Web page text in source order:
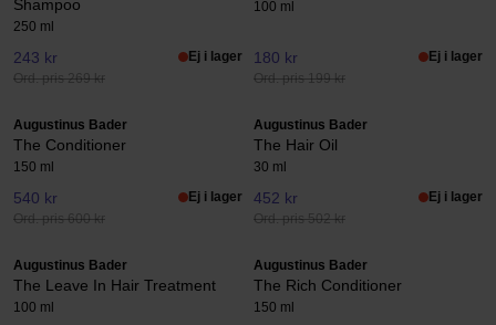
Shampoo
250 ml
243 kr
Ord. pris 269 kr
Ej i lager
100 ml
180 kr
Ord. pris 199 kr
Ej i lager
Augustinus Bader
The Conditioner
150 ml
540 kr
Ord. pris 600 kr
Ej i lager
Augustinus Bader
The Hair Oil
30 ml
452 kr
Ord. pris 502 kr
Ej i lager
Augustinus Bader
The Leave In Hair Treatment
100 ml
Augustinus Bader
The Rich Conditioner
150 ml